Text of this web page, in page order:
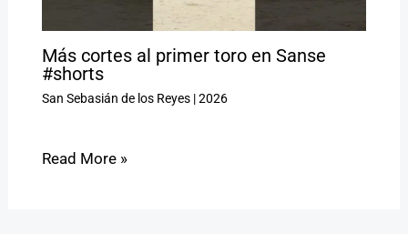
Más cortes al primer toro en Sanse
#shorts
San Sebasián de los Reyes|2026
Read More »